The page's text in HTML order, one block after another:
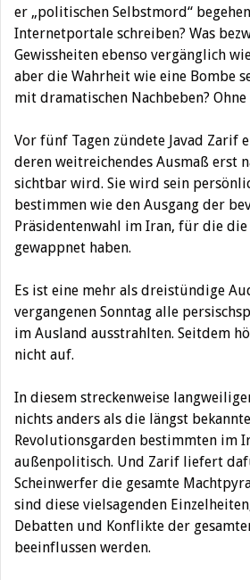
er „politischen Selbstmord“
Internetportale schreiben? Was
Gewissheiten ebenso vergänglich
aber die Wahrheit wie eine Bombe
mit dramatischen Nachbeben?
Vor fünf Tagen zündete Javad Zarif
deren weitreichendes Ausmaß erst
sichtbar wird. Sie wird sein
bestimmen wie den Ausgang der
Präsidentenwahl im Iran, für die die
gewappnet haben.
Es ist eine mehr als dreistündige
vergangenen Sonntag alle
im Ausland ausstrahlten. Seitdem
nicht auf.
In diesem streckenweise
nichts anders als die längst
Revolutionsgarden bestimmten im
außenpolitisch. Und Zarif liefert
Scheinwerfer die gesamte
sind diese vielsagenden
Debatten und Konflikte der
beeinflussen werden.